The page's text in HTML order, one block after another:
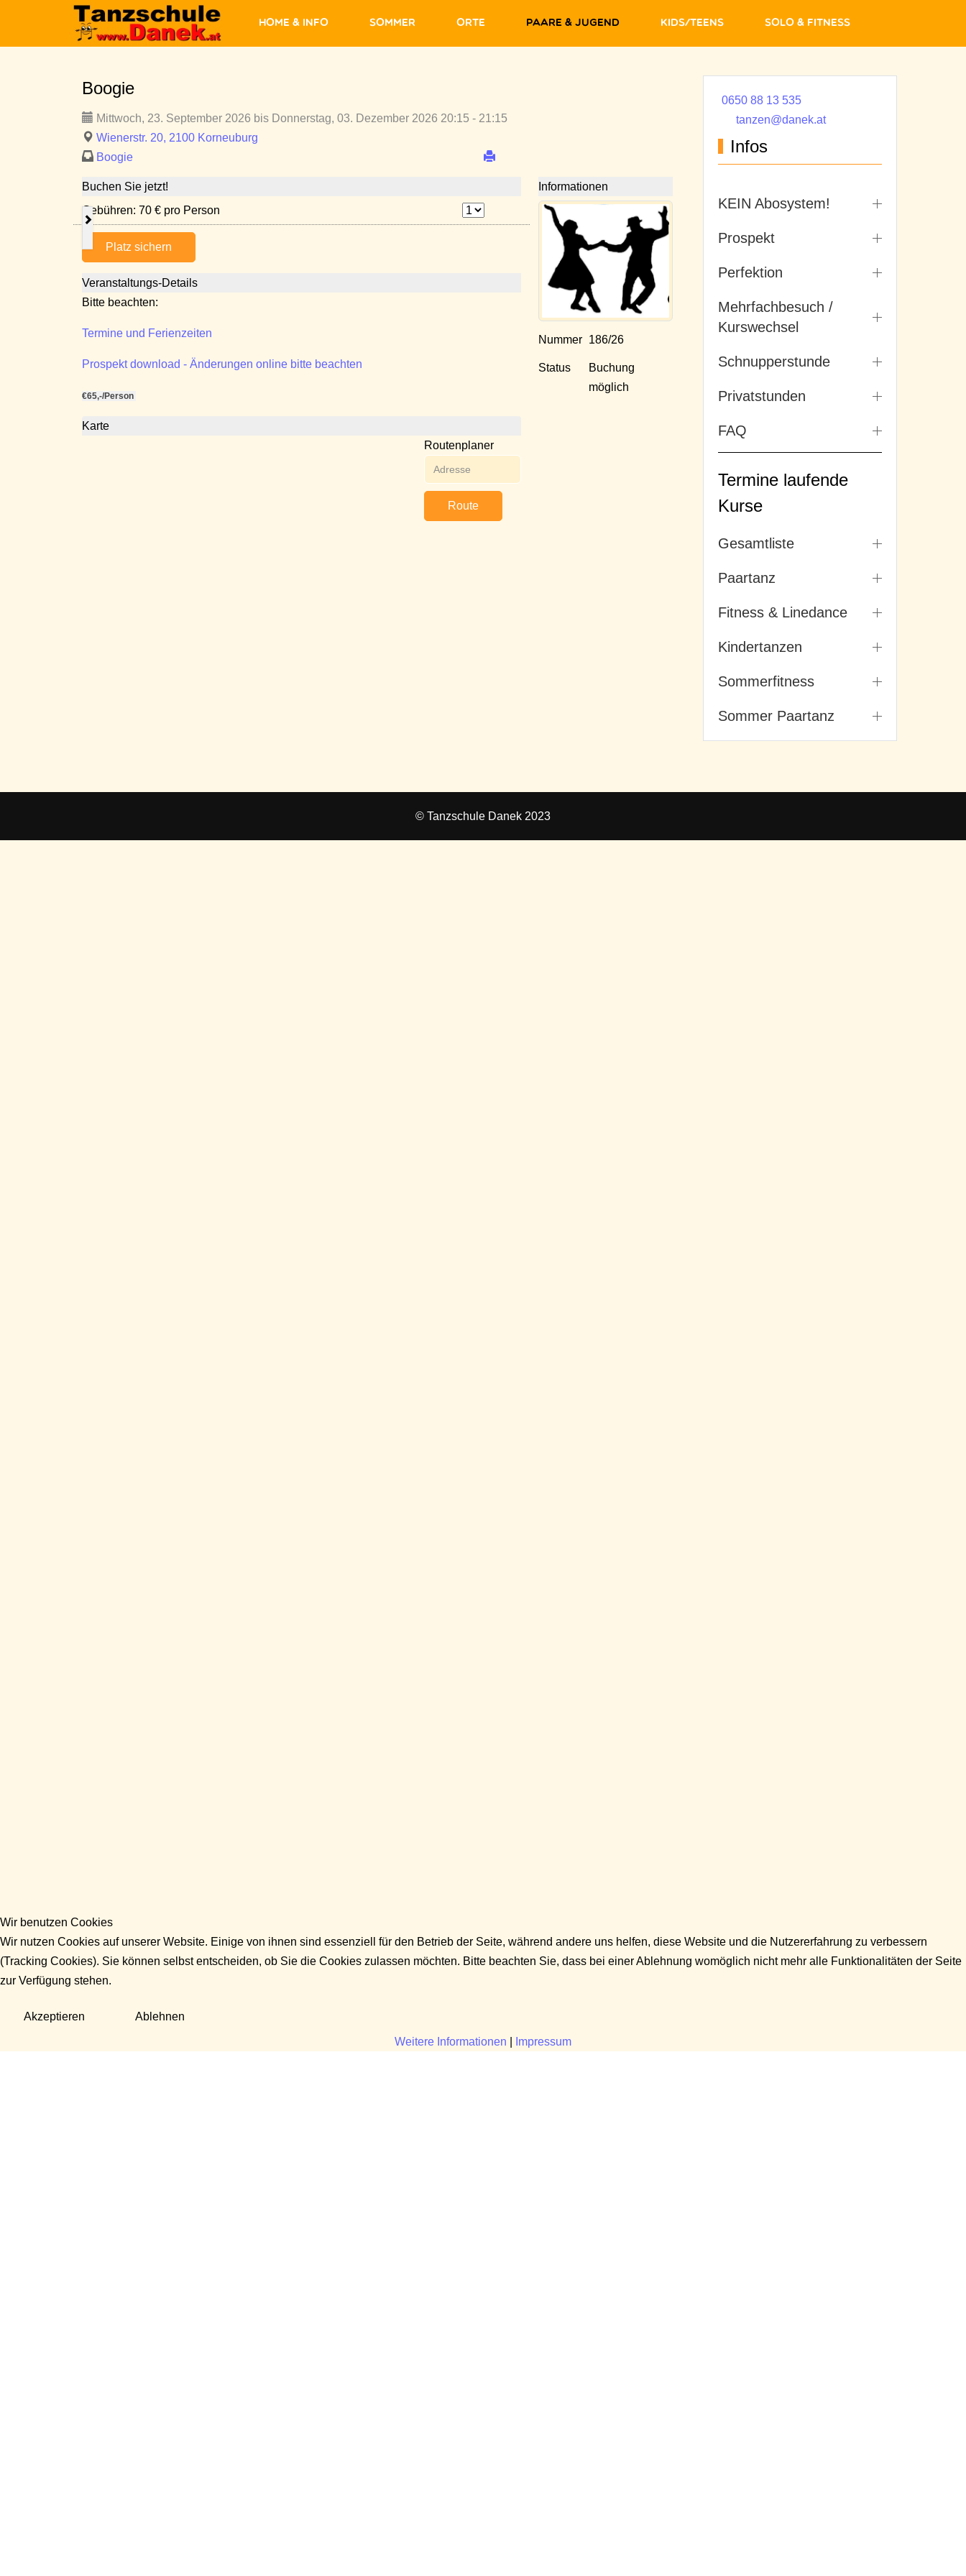
Home & Info Sommer Orte Paare & Jugend Kids/Teens Solo & Fitness
Boogie
Mittwoch, 23. September 2026 bis Donnerstag, 03. Dezember 2026 20:15 - 21:15
Wienerstr. 20, 2100 Korneuburg
Boogie
Buchen Sie jetzt!
Gebühren: 70 € pro Person
Platz sichern
Veranstaltungs-Details
Bitte beachten:
Termine und Ferienzeiten
Prospekt download - Änderungen online bitte beachten
€65,-/Person
Karte
Routenplaner
Route
Informationen
Nummer 186/26
Status
Buchung
möglich
0650 88 13 535
tanzen@danek.at
Infos
KEIN Abosystem!
Prospekt
Perfektion
Mehrfachbesuch /
Kurswechsel
Schnupperstunde
Privatstunden
FAQ
Termine laufende
Kurse
Gesamtliste
Paartanz
Fitness & Linedance
Kindertanzen
Sommerfitness
Sommer Paartanz
© Tanzschule Danek 2023
Wir benutzen Cookies
Wir nutzen Cookies auf unserer Website. Einige von ihnen sind essenziell für den Betrieb der Seite, während andere uns helfen, diese Website und die Nutzererfahrung zu verbessern
(Tracking Cookies). Sie können selbst entscheiden, ob Sie die Cookies zulassen möchten. Bitte beachten Sie, dass bei einer Ablehnung womöglich nicht mehr alle Funktionalitäten der Seite
zur Verfügung stehen.
Akzeptieren Ablehnen
Weitere Informationen Impressum